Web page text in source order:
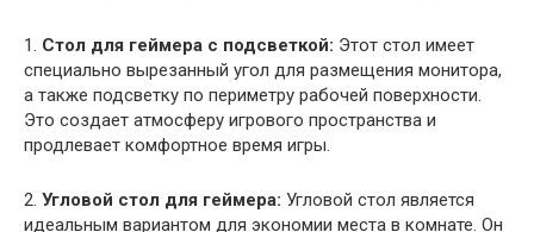
1. Стол для геймера с подсветкой: Этот стол имеет
специально вырезанный угол для размещения монитора,
а также подсветку по периметру рабочей поверхности.
Это создает атмосферу игрового пространства и
продлевает комфортное время игры.
2. Угловой стол для геймера: Угловой стол является
идеальным вариантом для экономии места в комнате. Он